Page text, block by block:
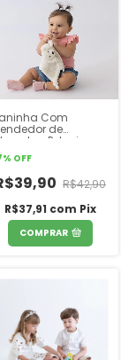
Com
de
Pelucia
Pimpolho
% OFF
R$42,90
R$37,91 com Pix
COMPRAR